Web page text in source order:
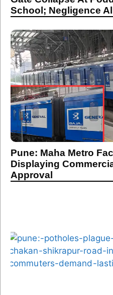
School; Negligence
Pune: Maha Metro
Displaying
Approval